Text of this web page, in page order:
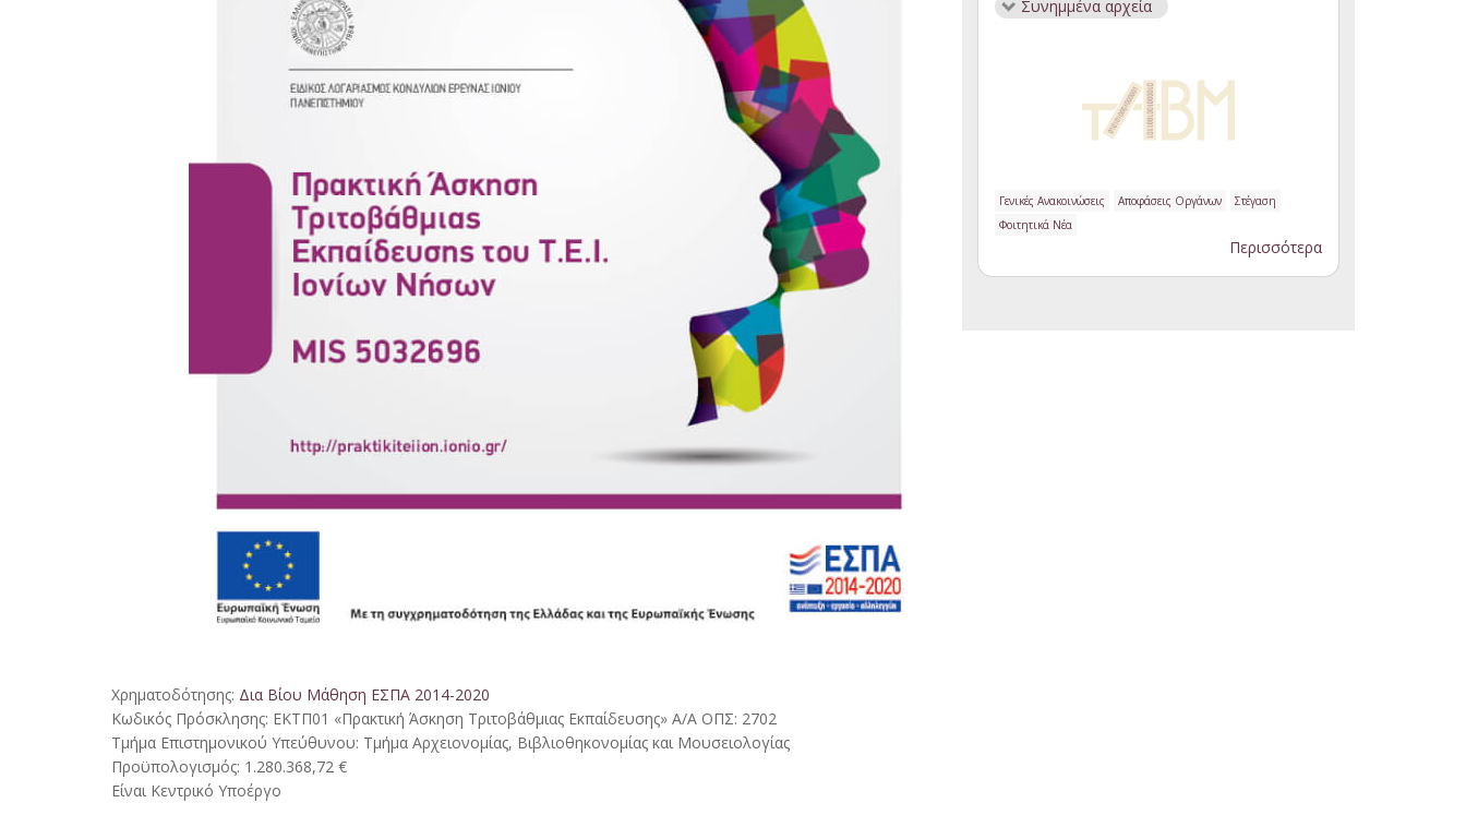
Χρηματοδότησης: Δια Βίου Μάθηση ΕΣΠΑ 2014-2020
Κωδικός Πρόσκλησης: ΕΚΤΠ01 «Πρακτική Άσκηση Τριτοβάθμιας Εκπαίδευσης» Α/Α ΟΠΣ: 2702
Τμήμα Επιστημονικού Υπεύθυνου: Τμήμα Αρχειονομίας, Βιβλιοθηκονομίας και Μουσειολογίας
Προϋπολογισμός: 1.280.368,72 €
Είναι Κεντρικό Υποέργο
Συνημμένα αρχεία
Γενικές Ανακοινώσεις Αποφάσεις Οργάνων
Στέγαση
Φοιτητικά Νέα
Περισσότερα